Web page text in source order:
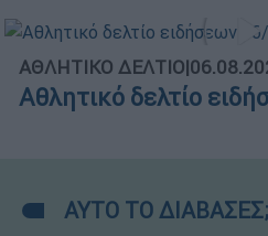
ΑΘΛΗΤΙΚΟ ΔΕΛΤΙΟ|
Αθλητικό δελτίο
ΑΥΤΟ ΤΟ ΔΙΑΒΑΣΕΣ;